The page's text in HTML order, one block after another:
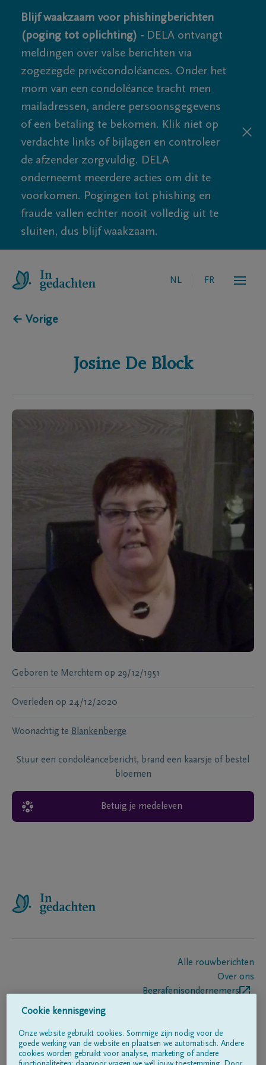
Blijf waakzaam voor phishingberichten
(poging tot oplichting) - DELA ontvangt
meldingen over valse berichten via
zogezegde privécondoléances. Onder het
mom van een condoléance tracht men
mailadressen, andere persoonsgegevens
of een betaling te bekomen. Klik niet op
verdachte links of bijlagen en controleer
de afzender zorgvuldig. DELA
onderneemt meerdere acties om dit te
voorkomen. Pogingen tot phishing en
fraude vallen echter nooit volledig uit te
sluiten, dus blijf waakzaam.
NL FR
← Vorige
Josine De Block
Geboren te Merchtem op 29/12/1951
Overleden op 24/12/2020
Woonachtig te Blankenberge
Stuur een condoléancebericht, brand een kaarsje of bestel
bloemen
Betuig je medeleven
Alle rouwberichten
Over ons
Begrafenisondernemers
Volg ons op
Cookie kennisgeving
Onze website gebruikt cookies. Sommige zijn nodig voor de
goede werking van de website en plaatsen we automatisch. Andere
cookies worden gebruikt voor analyse, marketing of andere